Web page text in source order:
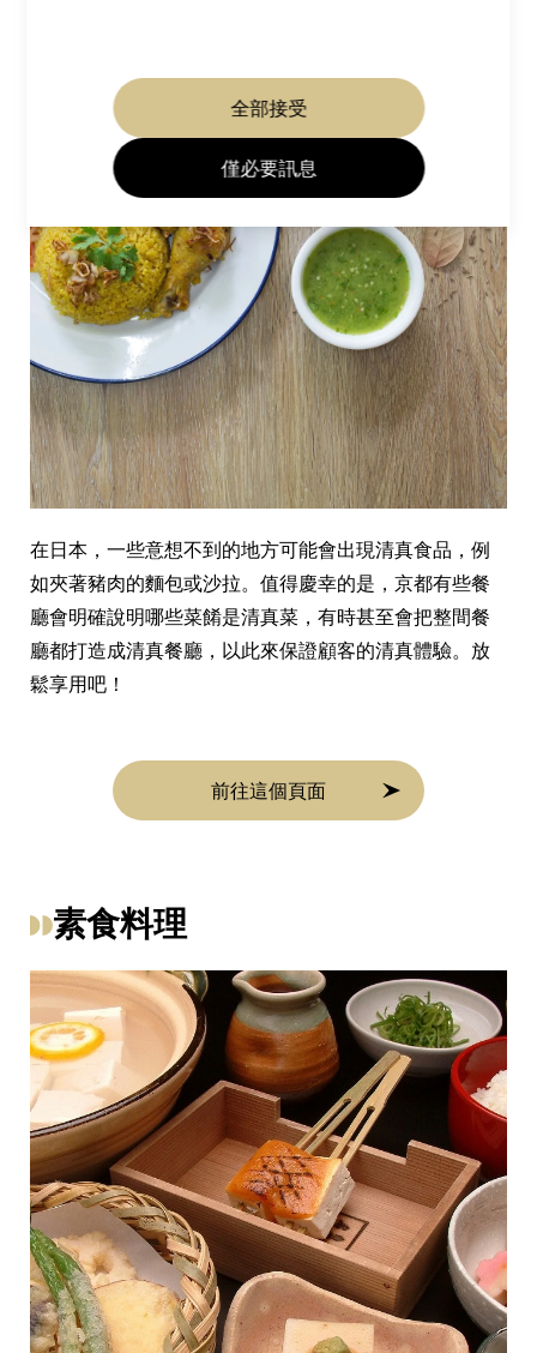
全部接受
僅必要訊息
在日本，一些意想不到的地方可能會出現清真食品，例
如夾著豬肉的麵包或沙拉。值得慶幸的是，京都有些餐
廳會明確說明哪些菜餚是清真菜，有時甚至會把整間餐
廳都打造成清真餐廳，以此來保證顧客的清真體驗。放
鬆享用吧！
前往這個頁面
素食料理